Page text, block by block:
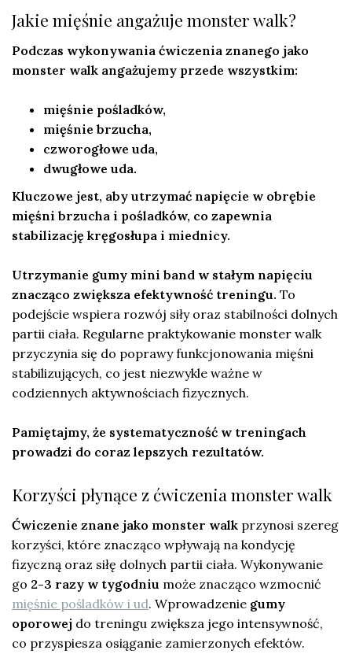
Jakie mięśnie angażuje monster walk?
Podczas wykonywania ćwiczenia znanego jako
monster walk angażujemy przede wszystkim:
mięśnie pośladków,
mięśnie brzucha,
czworogłowe uda,
dwugłowe uda.
Kluczowe jest, aby utrzymać napięcie w obrębie
mięśni brzucha i pośladków, co zapewnia
stabilizację kręgosłupa i miednicy.
Utrzymanie gumy mini band w stałym napięciu
znacząco zwiększa efektywność treningu. To
podejście wspiera rozwój siły oraz stabilności dolnych
partii ciała. Regularne praktykowanie monster walk
przyczynia się do poprawy funkcjonowania mięśni
stabilizujących, co jest niezwykle ważne w
codziennych aktywnościach fizycznych.
Pamiętajmy, że systematyczność w treningach
prowadzi do coraz lepszych rezultatów.
Korzyści płynące z ćwiczenia monster walk
Ćwiczenie znane jako monster walk przynosi szereg
korzyści, które znacząco wpływają na kondycję
fizyczną oraz siłę dolnych partii ciała. Wykonywanie
go 2-3 razy w tygodniu może znacząco wzmocnić
mięśnie pośladków i ud. Wprowadzenie gumy
oporowej do treningu zwiększa jego intensywność,
co przyspiesza osiąganie zamierzonych efektów.